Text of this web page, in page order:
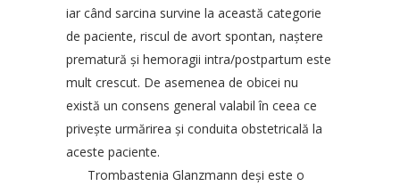
iar când sarcina survine la această categorie
de paciente, riscul de avort spontan, naştere
prematură şi hemoragii intra/postpartum este
mult crescut. De asemenea de obicei nu
există un consens general valabil în ceea ce
priveşte urmărirea şi conduita obstetricală la
aceste paciente.
Trombastenia Glanzmann deşi este o